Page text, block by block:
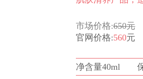
市场价格:650元
官网价格:560元
净含量40ml